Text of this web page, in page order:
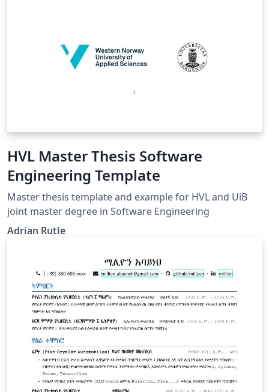
HVL Master Thesis Software
Engineering Template
Master thesis template and example for HVL and UiB
joint master degree in Software Engineering
Adrian Rutle